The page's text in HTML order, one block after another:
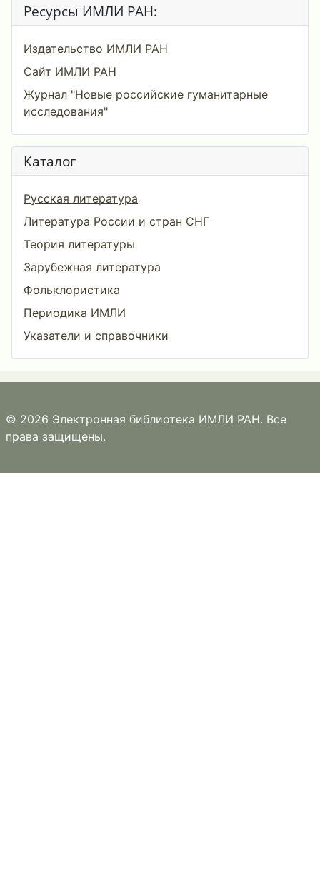
Ресурсы ИМЛИ РАН:
Издательство ИМЛИ РАН
Сайт ИМЛИ РАН
Журнал "Новые российские гуманитарные
исследования"
Каталог
Русская литература
Литература России и стран СНГ
Теория литературы
Зарубежная литература
Фольклористика
Периодика ИМЛИ
Указатели и справочники
© 2026 Электронная библиотека ИМЛИ РАН. Все
права защищены.